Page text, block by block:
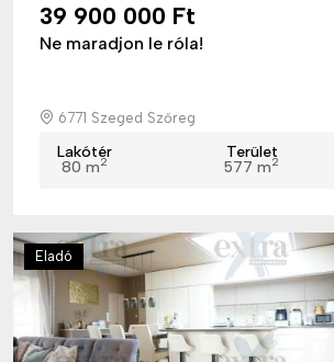
39 900 000 Ft
Ne maradjon le róla!
6771 Szeged Szőreg
Lakótér
80 m2
Terület
577 m2
Eladó